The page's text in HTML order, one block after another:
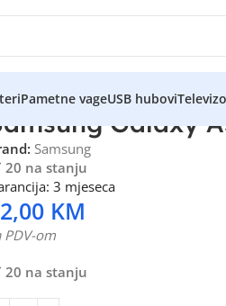
Pametne vageUSB hubovi
Galaxy
Samsung
20 na stanju
3 mjeseca
KM
PDV-om
20 na stanju